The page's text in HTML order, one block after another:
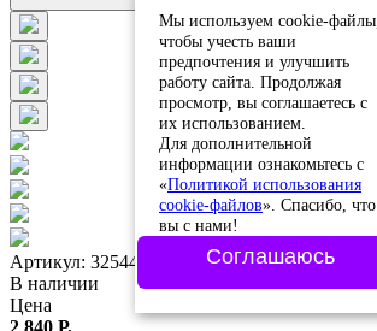
Артикул: 325446
В наличии
Цена
Мы используем cookie-файлы,
чтобы учесть ваши
предпочтения и улучшить
работу сайта. Продолжая
просмотр, вы соглашаетесь с
их использованием.
Для дополнительной
информации ознакомьтесь с
«Политикой использования
cookie-файлов». Спасибо, что
вы с нами!
Соглашаюсь